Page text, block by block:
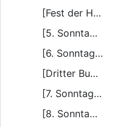
[Fest der Heimsuchung Mariae]
[5. Sonntag nach Trinitatis]
[6. Sonntag nach Trinitatis]
[Dritter Buß- und Bettag]
[7. Sonntag nach Trinitatis]
[8. Sonntag nach Trinitatis]